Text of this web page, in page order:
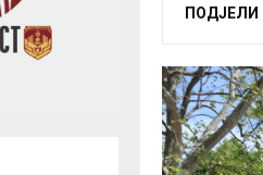
ПОДЈЕЛИ